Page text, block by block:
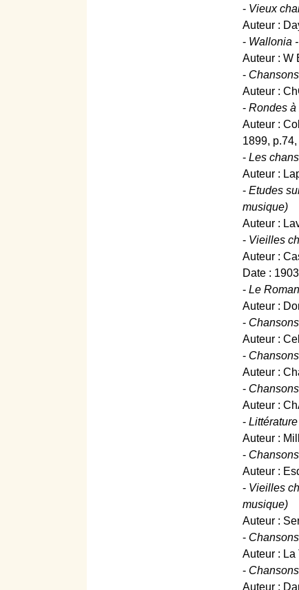
- Vieux
Auteur :
- Wallonia
Auteur : W
-
Auteur :
- Rondes à
Auteur :
1899, p.74,
- Les
Auteur :
- Etudes
musique)
Auteur :
- Vieilles
Auteur :
Date :
- Le
Auteur :
-
Auteur :
-
Auteur :
-
Auteur :
-
Auteur :
-
Auteur :
- Vieilles
musique)
Auteur :
-
Auteur : La
-
Auteur :